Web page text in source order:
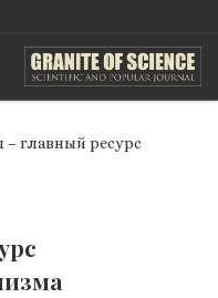
– главный ресурс